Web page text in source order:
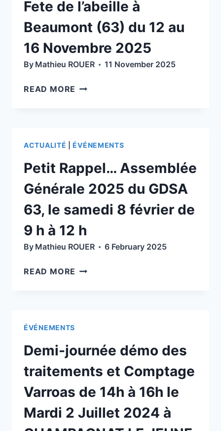
Fete de l’abeille à
Beaumont (63) du 12 au
16 Novembre 2025
By Mathieu ROUER 11 November 2025
READ MORE FETE
(63)
12
AU
16
NOVEMBRE
ACTUALITÉ ÉVÉNEMENTS
Petit Rappel… Assemblée
Générale 2025 du GDSA
63, le samedi 8 février de
9 h à 12 h
By Mathieu ROUER 6 February 2025
READ MORE PETIT
63,
LE
SAMEDI
8
FÉVRIER
DE
ÉVÉNEMENTS
Demi-journée démo des
traitements et Comptage
Varroas de 14h à 16h le
Mardi 2 Juillet 2024 à